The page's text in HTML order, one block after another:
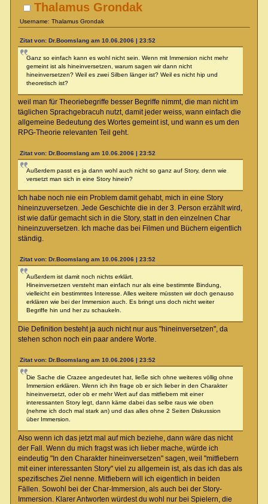
Thalamus Grondak
Username: Thalamus Grondak
Zitat von: Dr.Boomslang am 10.06.2006 | 23:52
Ganz so einfach kann es wohl nicht sein. Wenn mit Immersion nicht mehr
gemeint ist als hineinversetzen, warum sagen wir dann nicht
hineinversetzen? Weil es zwei Silben länger ist? Weil es nicht hip und
theoretisch ist?
weil man für Theoriebegriffe besser Begriffe nimmt, die man nicht im
täglichen Sprachgebracuh nutzt, damit jeder weiss, wann einfach die
allgemeine Bedeutung des Wortes gemeint ist, und wann es um den
RPG-Theorie relevanten Teil geht.
Zitat von: Dr.Boomslang am 10.06.2006 | 23:52
Außerdem passt es ja dann wohl auch nicht so ganz auf Story, denn wie
versetzt man sich in eine Story hinein?
Ich habe noch nie ein Problem damit gehabt, mich in eine Story
hineinzuversetzen. Jede Geschichte die in der 3. Person erzählt wird,
ist wie dafür gemacht sich in die Story, statt in den einzelnen Char
hineinzuversetzen. Ich mache das bei Filmen und Büchern eigentlich
ständig.
Zitat von: Dr.Boomslang am 10.06.2006 | 23:52
Außerdem ist damit noch nichts erklärt.
Hineinversetzen versteht man einfach nur als eine bestimmte Bindung,
vielleicht ein bestimmtes Interesse. Alles weitere müssten wir doch genauso
erklären wie bei der Immersion auch. Es bringt uns doch nicht weiter
Begriffe hin und her zu schaukeln.
Die Definition besteht ja auch nicht nur aus "hineinversetzen", da
stehen schon noch ein paar andere Worte.
Zitat von: Dr.Boomslang am 10.06.2006 | 23:52
Die Sache die Crazee angedeutet hat, ließe sich ohne weiteres völlig ohne
Immersion erklären. Wenn ich ihn frage ob er sich lieber in den Charakter
hineinversetzt, oder ob er mehr Wert auf das mitfiebern mit einer
interessanten Story legt, dann käme dabei das selbe raus wie oben
(nehme ich doch mal stark an) und das alles ohne 2 Seiten Diskussion
über Immersion.
Also wenn ich das jetzt mal auf mich beziehe, dann wäre das nicht
der Fall. Wenn du mich fragst was ich lieber mache, würde ich
eindeutig "In den Charakter hineinversetzen" sagen, weil "mitfiebern
mit einer interessanten Story" viel zu allgemein ist, als das ich das als
spezifisches Ziel nenne. Mitfiebern will ich eigentlich in beiden
Fällen. Sowohl bei der Char-Immersion, als auch bei der Story-
Immersion. Klarer Antworten würdest du wohl nur bei Spielern, die